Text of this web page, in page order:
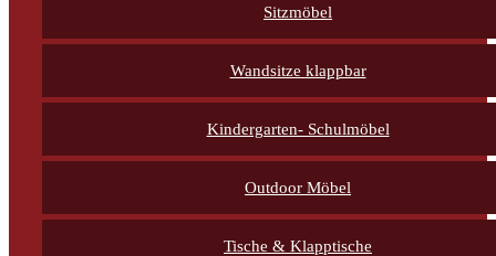
Sitzmöbel
Wandsitze klappbar
Kindergarten- Schulmöbel
Outdoor Möbel
Tische & Klapptische